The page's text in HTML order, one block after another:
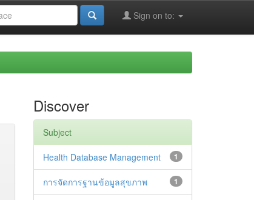
Sign on to:
Discover
Subject
1
Health Database Management
1
การจัดการฐานข้อมูลสุขภาพ